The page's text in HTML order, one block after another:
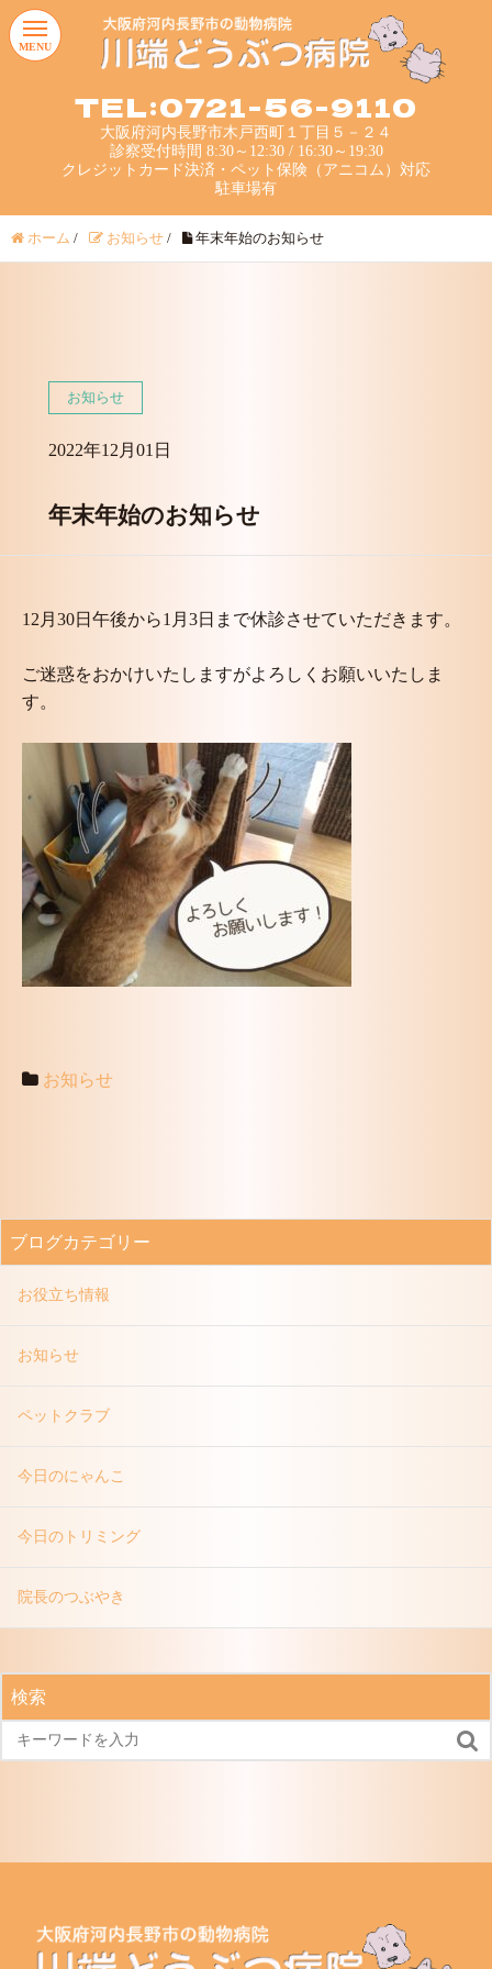
TEL:0721-56-9110
大阪府河内長野市木戸西町１丁目５－２４
診察受付時間 8:30～12:30 / 16:30～19:30
クレジットカード決済・ペット保険（アニコム）対応
駐車場有
MENU
ホーム / お知らせ / 年末年始のお知らせ
お知らせ
2022年12月01日
年末年始のお知らせ
12月30日午後から1月3日まで休診させていただきます。
ご迷惑をおかけいたしますがよろしくお願いいたしま
す。
お知らせ
ブログカテゴリー
お役立ち情報
お知らせ
ペットクラブ
今日のにゃんこ
今日のトリミング
院長のつぶやき
検索
